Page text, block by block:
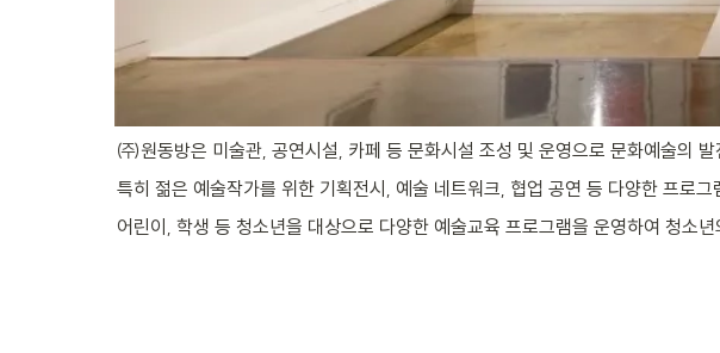
㈜원동방은 미술관, 공연시설, 카페 등 문화시설 조성 및 운영으로 문화예술의
특히 젊은 예술작가를 위한 기획전시, 예술 네트워크, 협업 공연 등 다양한 프로
어린이, 학생 등 청소년을 대상으로 다양한 예술교육 프로그램을 운영하여 청소